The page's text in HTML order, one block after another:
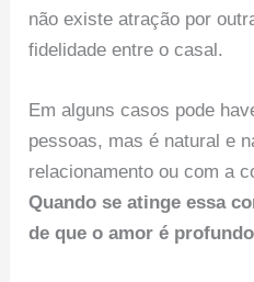
não existe atração por
fidelidade entre o casal.
Em alguns casos pode
pessoas, mas é natural e
relacionamento ou com a
Quando se atinge essa
de que o amor é